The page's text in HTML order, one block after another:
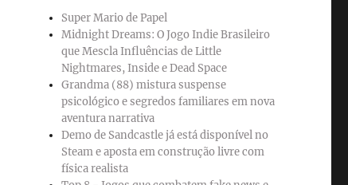
Super Mario de Papel
Midnight Dreams: O Jogo Indie Brasileiro
que Mescla Influências de Little
Nightmares, Inside e Dead Space
Grandma (88) mistura suspense
psicológico e segredos familiares em nova
aventura narrativa
Demo de Sandcastle já está disponível no
Steam e aposta em construção livre com
física realista